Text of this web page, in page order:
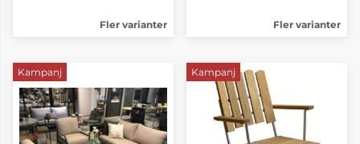
Fler varianter Fler varianter
Kampanj Kampanj